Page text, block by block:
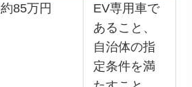
約85万円
EV専用車で
あること、
自治体の指
定条件を満